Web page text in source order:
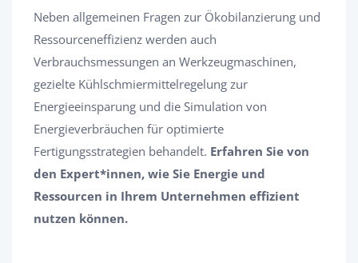
Neben allgemeinen Fragen zur Ökobilanzierung und
Ressourceneffizienz werden auch
Verbrauchsmessungen an Werkzeugmaschinen,
gezielte Kühlschmiermittelregelung zur
Energieeinsparung und die Simulation von
Energieverbräuchen für optimierte
Fertigungsstrategien behandelt. Erfahren Sie von
den Expert*innen, wie Sie Energie und
Ressourcen in Ihrem Unternehmen effizient
nutzen können.